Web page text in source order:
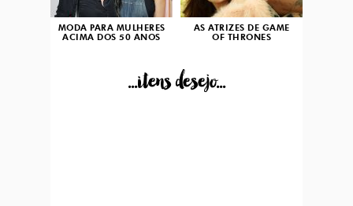
MODA PARA MULHERES
ACIMA DOS 50 ANOS
AS ATRIZES DE GAME
OF THRONES
...itens desejo...